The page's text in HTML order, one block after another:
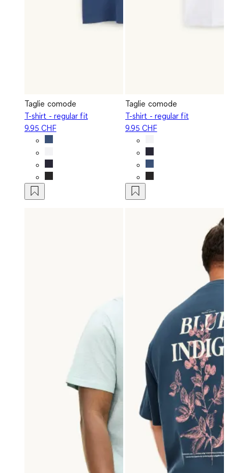
Taglie comode
T-shirt - regular fit
9.95 CHF
Taglie comode
T-shirt - regular fit
9.95 CHF